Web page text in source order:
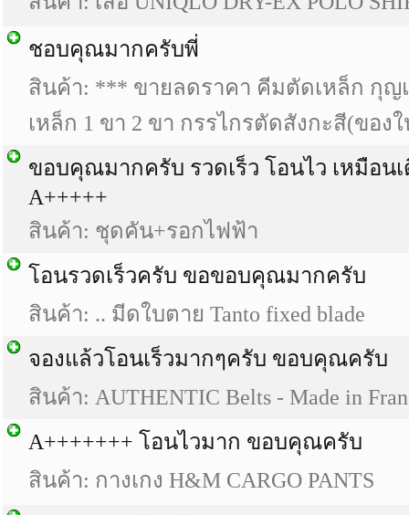
ชอบคุณมากครับพี่
สินค้า: *** ขายลดราคา คีมตัดเหล็ก กุญ
เหล็ก 1 ขา 2 ขา กรรไกรตัดสังกะสี(ของ
ขอบคุณมากครับ รวดเร็ว โอนไว เหมือนเ
A+++++
สินค้า: ชุดคัน+รอกไฟฟ้า
โอนรวดเร็วครับ ขอขอบคุณมากครับ
สินค้า: .. มีดใบตาย Tanto fixed blade
จองแล้วโอนเร็วมากๆครับ ขอบคุณครับ
สินค้า: AUTHENTIC Belts - Made in
A+++++++ โอนไวมาก ขอบคุณครับ
สินค้า: กางเกง H&M CARGO PANTS